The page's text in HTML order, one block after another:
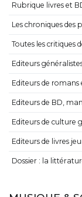
Rubrique livres et
Les chroniques des
Toutes les critiques
Editeurs
Editeurs de romans
Editeurs de BD,
Editeurs de culture
Editeurs de livres
Dossier : la